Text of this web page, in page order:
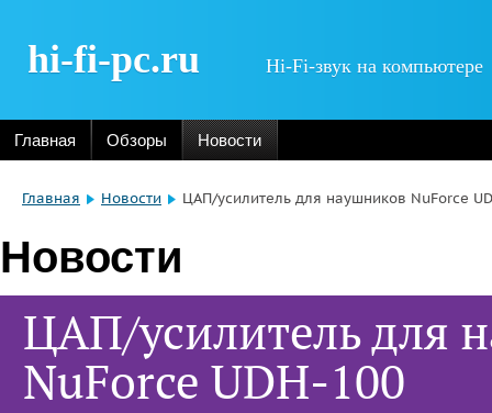
hi-fi-pc.ru Hi-Fi-звук на компьютере
Главная Обзоры Новости
Главная Новости ЦАП/усилитель для наушников NuForce
Новости
ЦАП/усилитель для
NuForce UDH-100